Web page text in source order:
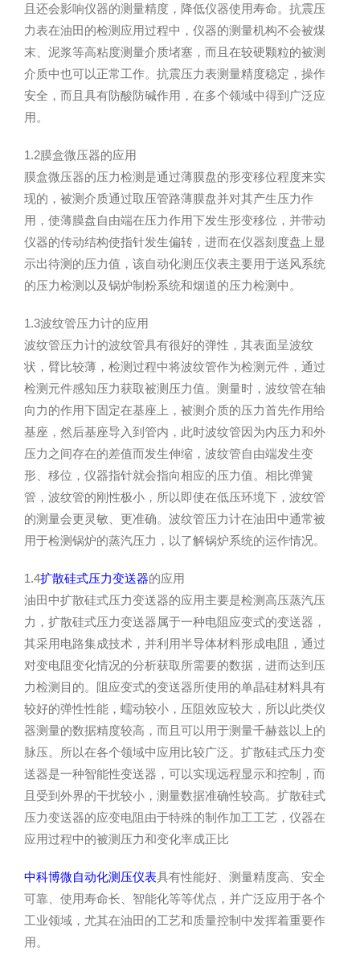
且还会影响仪器的测量精度，降低仪器使用寿命。抗震压
力表在油田的检测应用过程中，仪器的测量机构不会被煤
末、泥浆等高粘度测量介质堵塞，而且在较硬颗粒的被测
介质中也可以正常工作。抗震压力表测量精度稳定，操作
安全，而且具有防酸防碱作用，在多个领域中得到广泛应
用。
1.2膜盒微压器的应用
膜盒微压器的压力检测是通过薄膜盘的形变移位程度来实
现的，被测介质通过取压管路薄膜盘并对其产生压力作
用，使薄膜盘自由端在压力作用下发生形变移位，并带动
仪器的传动结构使指针发生偏转，进而在仪器刻度盘上显
示出待测的压力值，该自动化测压仪表主要用于送风系统
的压力检测以及锅炉制粉系统和烟道的压力检测中。
1.3波纹管压力计的应用
波纹管压力计的波纹管具有很好的弹性，其表面呈波纹
状，臂比较薄，检测过程中将波纹管作为检测元件，通过
检测元件感知压力获取被测压力值。测量时，波纹管在轴
向力的作用下固定在基座上，被测介质的压力首先作用给
基座，然后基座导入到管内，此时波纹管因为内压力和外
压力之间存在的差值而发生伸缩，波纹管自由端发生变
形、移位，仪器指针就会指向相应的压力值。相比弹簧
管，波纹管的刚性极小，所以即使在低压环境下，波纹管
的测量会更灵敏、更准确。波纹管压力计在油田中通常被
用于检测锅炉的蒸汽压力，以了解锅炉系统的运作情况。
1.4扩散硅式压力变送器的应用
油田中扩散硅式压力变送器的应用主要是检测高压蒸汽压
力，扩散硅式压力变送器属于一种电阻应变式的变送器，
其采用电路集成技术，并利用半导体材料形成电阻，通过
对变电阻变化情况的分析获取所需要的数据，进而达到压
力检测目的。阻应变式的变送器所使用的单晶硅材料具有
较好的弹性性能，蠕动较小，压阻效应较大，所以此类仪
器测量的数据精度较高，而且可以用于测量千赫兹以上的
脉压。所以在各个领域中应用比较广泛。扩散硅式压力变
送器是一种智能性变送器，可以实现远程显示和控制，而
且受到外界的干扰较小，测量数据准确性较高。扩散硅式
压力变送器的应变电阻由于特殊的制作加工工艺，仪器在
应用过程中的被测压力和变化率成正比
中科博微自动化测压仪表具有性能好、测量精度高、安全
可靠、使用寿命长、智能化等等优点，并广泛应用于各个
工业领域，尤其在油田的工艺和质量控制中发挥着重要作
用。